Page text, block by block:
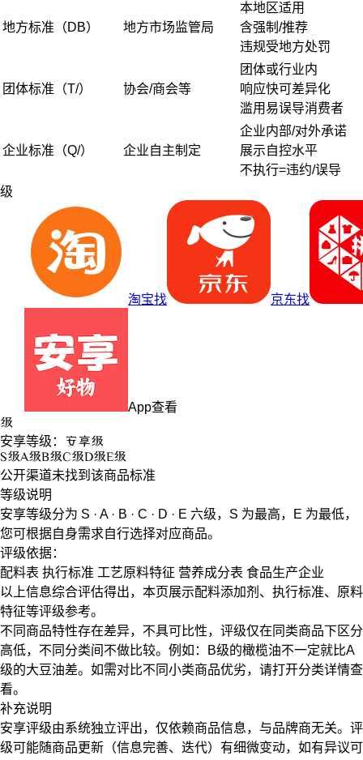
地方标准（DB） 地方市场监管局
本地区适用
含强制/推荐
违规受地方处罚
团体标准（T/） 协会/商会等
团体或行业内
响应快可差异化
滥用易误导消费者
企业标准（Q/） 企业自主制定
企业内部/对外承诺
展示自控水平
不执行=违约/误导
级
淘宝找 京东找
App查看
级
安享等级： 安享级
S级A级B级C级D级E级
公开渠道未找到该商品标准
等级说明
安享等级分为 S · A · B · C · D · E 六级， S 为最高， E 为最低，
您可根据自身需求自行选择对应商品。
评级依据：
配料表 执行标准 工艺原料特征 营养成分表 食品生产企业
以上信息综合评估得出，本页展示配料添加剂 、 执行标准、 原料
特征等评级参考。
不同商品特性存在差异，不具可比性，评级仅在 同类商品下区分
高低，不同分类间不做比较。例如：B级的橄榄油不一定就比A
级的大豆油差。如需对比不同小类商品优劣，请打开分类详情查
看。
补充说明
安享评级由系统独立评出，仅依赖商品信息， 与品牌商无关。评
级可能随商品更新（信息完善、迭代）有细微变动，如有异议可